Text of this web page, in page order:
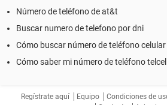
Número de teléfono de at&t
Buscar numero de telefono por dni
Cómo buscar número de teléfono
Cómo saber mi número de teléfono telcel
Regístrate aquí Equipo Condiciones de